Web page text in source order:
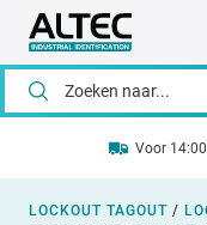
Voor
LOCKOUT TAGOUT /